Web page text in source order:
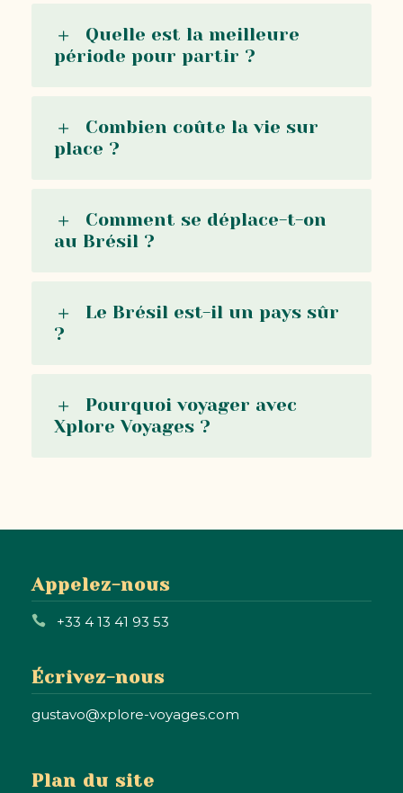
Quelle est la meilleure
période pour partir ?
Combien coûte la vie sur
place ?
Comment se déplace-t-on
au Brésil ?
Le Brésil est-il un pays sûr
?
Pourquoi voyager avec
Xplore Voyages ?
Appelez-nous
+33 4 13 41 93 53
Écrivez-nous
gustavo@xplore-voyages.com
Plan du site